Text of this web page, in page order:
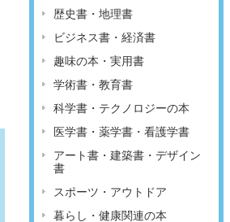
歴史書・地理書
ビジネス書・経済書
趣味の本・実用書
学術書・教育書
科学書・テクノロジーの本
医学書・薬学書・看護学書
アート書・建築書・デザイン
書
スポーツ・アウトドア
暮らし・健康関連の本